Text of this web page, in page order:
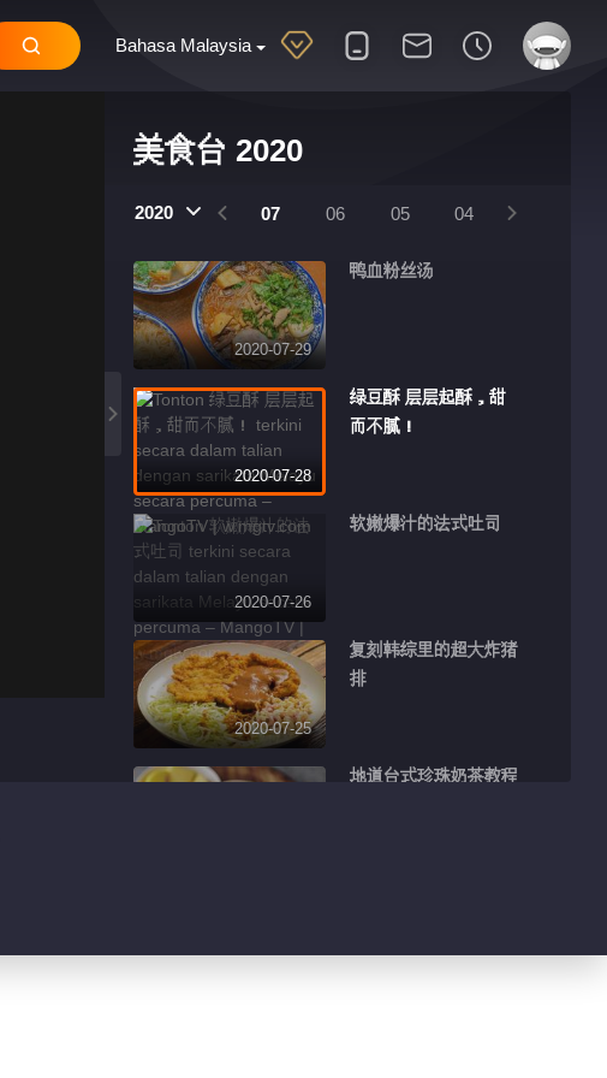
Bahasa Malaysia
美食台 2020
2020
09 08 07 06 05 04
2020-07-29
鸭血粉丝汤
2020-07-28
绿豆酥 层层起酥，甜
而不腻！
2020-07-26
软嫩爆汁的法式吐司
2020-07-25
复刻韩综里的超大炸猪
排
地道台式珍珠奶茶教程